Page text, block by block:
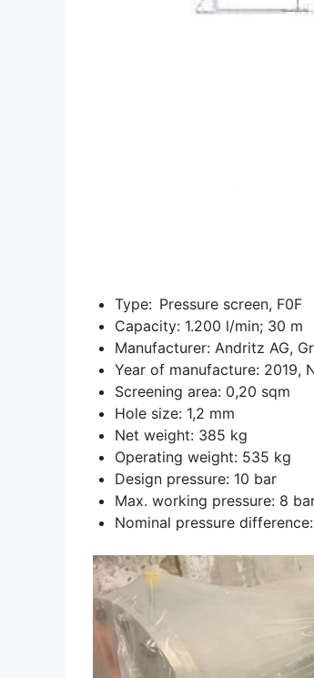
Type: Pressure screen, F0F
Capacity: 1.200 l/min; 30 m
Manufacturer: Andritz AG,
Year of manufacture: 2019,
Screening area: 0,20 sqm
Hole size: 1,2 mm
Net weight: 385 kg
Operating weight: 535 kg
Design pressure: 10 bar
Max. working pressure: 8
Nominal pressure